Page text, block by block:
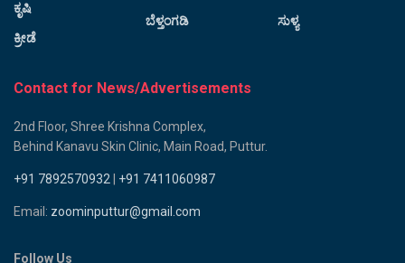
ಕೃಷಿ
ಕ್ರೀಡೆ
ಬೆಳ್ತಂಗಡಿ ಸುಳ್ಯ
Contact for News/Advertisements
2nd Floor, Shree Krishna Complex,
Behind Kanavu Skin Clinic, Main Road, Puttur.
+91 7892570932 +91 7411060987
Email: zoominputtur@gmail.com
Follow Us